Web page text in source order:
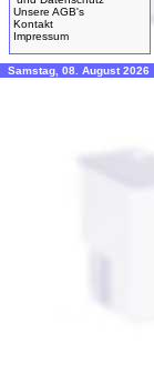
Unsere AGB's
Kontakt
Impressum
Samstag, 08. August 2026